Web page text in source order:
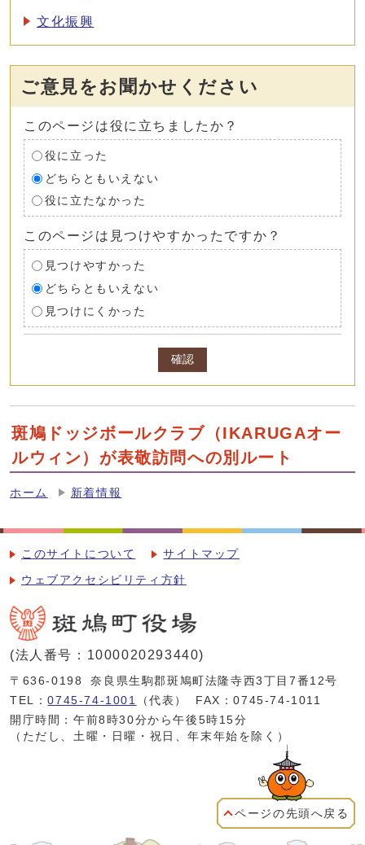
文化振興
ご意見をお聞かせください
このページは役に立ちましたか？
役に立った
どちらともいえない
役に立たなかった
このページは見つけやすかったですか？
見つけやすかった
どちらともいえない
見つけにくかった
確認
斑鳩ドッジボールクラブ（IKARUGAオー
ルウィン）が表敬訪問への別ルート
ホーム 新着情報
このサイトについて サイトマップ
ウェブアクセシビリティ方針
(法人番号：1000020293440)
〒636-0198
奈良県生駒郡斑鳩町法隆寺西3丁目7番12号
TEL：0745-74-1001 （代表）
FAX：0745-74-1011
開庁時間：午前8時30分から午後5時15分
（ただし、土曜・日曜・祝日、年末年始を除く）
ページの先頭へ戻る